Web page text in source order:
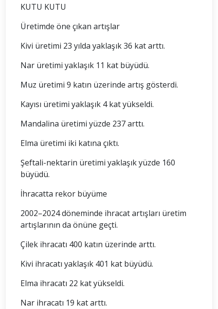
KUTU KUTU
Üretimde öne çıkan artışlar
Kivi üretimi 23 yılda yaklaşık 36 kat arttı.
Nar üretimi yaklaşık 11 kat büyüdü.
Muz üretimi 9 katın üzerinde artış gösterdi.
Kayısı üretimi yaklaşık 4 kat yükseldi.
Mandalina üretimi yüzde 237 arttı.
Elma üretimi iki katına çıktı.
Şeftali-nektarin üretimi yaklaşık yüzde 160
büyüdü.
İhracatta rekor büyüme
2002–2024 döneminde ihracat artışları üretim
artışlarının da önüne geçti.
Çilek ihracatı 400 katın üzerinde arttı.
Kivi ihracatı yaklaşık 401 kat büyüdü.
Elma ihracatı 22 kat yükseldi.
Nar ihracatı 19 kat arttı.